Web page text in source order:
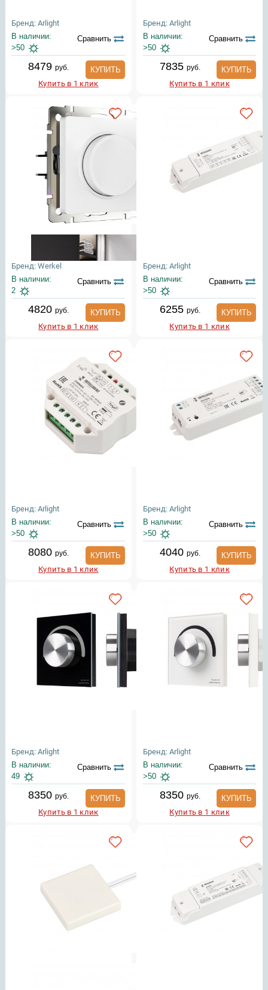
Бренд: Arlight
В наличии:
>50
Сравнить
8479руб.
КУПИТЬ
Купить в 1 клик
Бренд: Arlight
В наличии:
>50
Сравнить
7835 руб.
КУПИТЬ
Купить в 1 клик
Бренд: Werkel
В наличии:
2
Сравнить
4820руб.
КУПИТЬ
Купить в 1 клик
Бренд: Arlight
В наличии:
>50
Сравнить
6255 руб.
КУПИТЬ
Купить в 1 клик
Бренд: Arlight
В наличии:
>50
Сравнить
8080руб.
КУПИТЬ
Купить в 1 клик
Бренд: Arlight
В наличии:
>50
Сравнить
4040 руб.
КУПИТЬ
Купить в 1 клик
Бренд: Arlight
В наличии:
49
Сравнить
8350руб.
КУПИТЬ
Купить в 1 клик
Бренд: Arlight
В наличии:
>50
Сравнить
8350 руб.
КУПИТЬ
Купить в 1 клик